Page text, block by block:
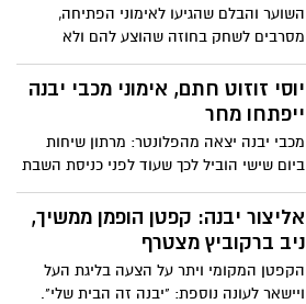
השוער והבלם שהגיעו לאימוני הפתיחה,
מסרבים לשחק בחוזה שהוצע להם ולא
ימשיכו בקבוצה בעונה הקרובה. במועדון
אמרו: "מי שלא יתאים את עצמו למועדון, לא
יהיה כאן. עם כל הכאב שבדבר". אלעד גבאי
יוסי זוזוט חתם, אימוני מכבי יבנה
ייפתחו מחר
מכבי יבנה יצאה מהפלונטר: מרתון שיחות
ביום שישי הוביל לכך שעוד לפני כניסת השבת
הגיעה הבשורה. יוסי זוזוט חתם על החוזה
החדש ויהיה מאמן הקבוצה בעונת 20/21.
במועדון אמרו: "זו תקופה מאתגרת, נבנה
קבוצה טובה תוך כדי תנועה"
אליצור יבנה: קפטן הופמן ממשיך,
ניב ברקוביץ מצטרף
הקפטן המקומי ויתר על הצעה בליגת העל
ויישאר לעונה נוספת: "יבנה זה הבית שלי".